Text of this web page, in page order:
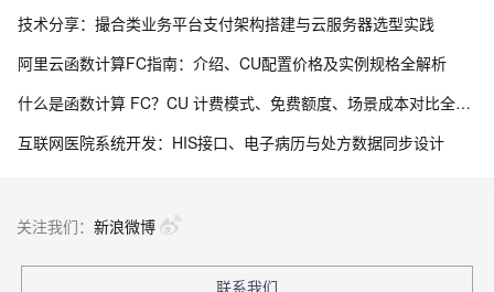
技术分享：撮合类业务平台支付架构搭建与云服务器选型实践
阿里云函数计算FC指南：介绍、CU配置价格及实例规格全解析
什么是函数计算 FC？CU 计费模式、免费额度、场景成本对比全说明
互联网医院系统开发：HIS接口、电子病历与处方数据同步设计
关注我们： 新浪微博
联系我们